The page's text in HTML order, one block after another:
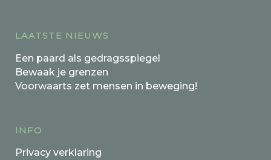
LAATSTE NIEUWS
Een paard als gedragsspiegel
Bewaak je grenzen
Voorwaarts zet mensen in beweging!
INFO
Privacy verklaring